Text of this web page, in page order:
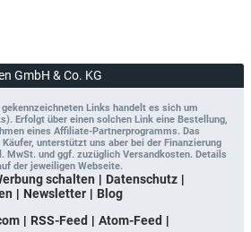
GmbH & Co. KG
Links handelt es sich um
Erfolgt über einen solchen Link eine Bestellung,
eines Affiliate-Partnerprogramms. Das
unterstützt uns aber bei der Finanzierung
MwSt. und ggf. zuzüglich Versandkosten. Details
der jeweiligen Webseite.
schalten
Datenschutz
Newsletter
Blog
RSS-Feed
Atom-Feed